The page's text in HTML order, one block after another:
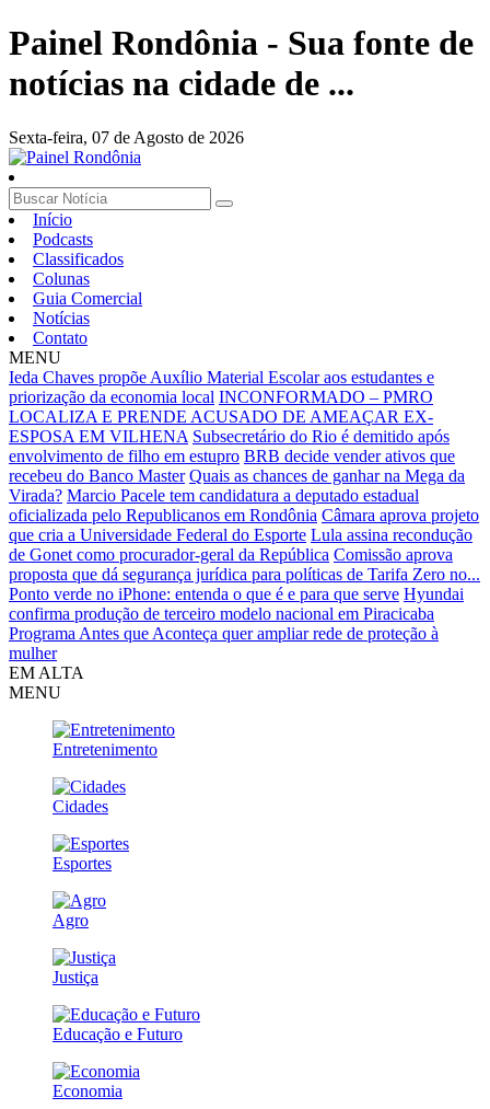
Painel Rondônia - Sua fonte de
notícias na cidade de ...
Sexta-feira, 07 de Agosto de 2026
Início
Podcasts
Classificados
Colunas
Guia Comercial
Notícias
Contato
MENU
Ieda Chaves propõe Auxílio Material Escolar aos estudantes e
priorização da economia local INCONFORMADO – PMRO
LOCALIZA E PRENDE ACUSADO DE AMEAÇAR EX-
ESPOSA EM VILHENA Subsecretário do Rio é demitido após
envolvimento de filho em estupro BRB decide vender ativos que
recebeu do Banco Master Quais as chances de ganhar na Mega da
Virada? Marcio Pacele tem candidatura a deputado estadual
oficializada pelo Republicanos em Rondônia Câmara aprova projeto
que cria a Universidade Federal do Esporte Lula assina recondução
de Gonet como procurador-geral da República Comissão aprova
proposta que dá segurança jurídica para políticas de Tarifa Zero no...
Ponto verde no iPhone: entenda o que é e para que serve Hyundai
confirma produção de terceiro modelo nacional em Piracicaba
Programa Antes que Aconteça quer ampliar rede de proteção à
mulher
EM ALTA
MENU
Entretenimento
Cidades
Esportes
Agro
Justiça
Educação e Futuro
Economia